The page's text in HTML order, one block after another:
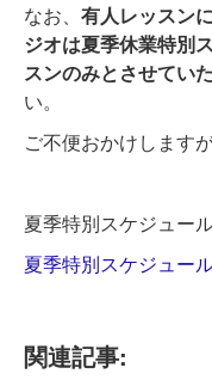
なお、 有人レッスン
ジオは夏季休業特別
スンのみとさせてい
い。
ご不便おかけします
夏季特別スケジュー
夏季特別スケジュー
関連記事: